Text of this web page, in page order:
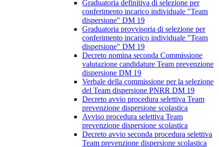
Graduatoria definitiva di selezione per
conferimento incarico individuale "Team
dispersione" DM 19
Graduatoria provvisoria di selezione per
conferimento incarico individuale "Team
dispersione" DM 19
Decreto nomina seconda Commissione
valutazione candidature Team prevenzione
dispersione DM 19
Verbale della commissione per la selezione
del Team dispersione PNRR DM 19
Decreto avvio procedura selettiva Team
prevenzione dispersione scolastica
Avviso procedura selettiva Team
prevenzione dispersione scolastica
Decreto avvio seconda procedura selettiva
Team prevenzione dispersione scolastica